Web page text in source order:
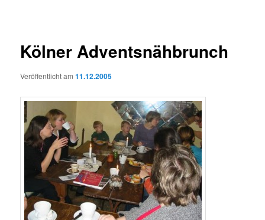
Kölner Adventsnähbrunch
Veröffentlicht am11.12.2005